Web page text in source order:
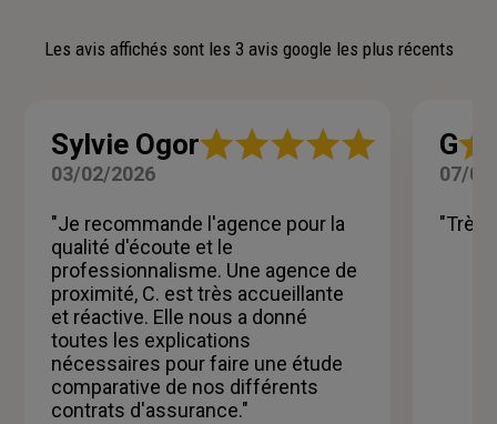
Les avis affichés sont les 3 avis google les plus récents
Sylvie OgorNote
5
étoiles
03/02/2026
"Je recommande l'agence pour la
qualité d'écoute et le
professionnalisme. Une agence de
proximité, C. est très accueillante
et réactive. Elle nous a donné
toutes les explications
nécessaires pour faire une étude
comparative de nos différents
contrats d'assurance."
GNote
5
5
07/
"Très